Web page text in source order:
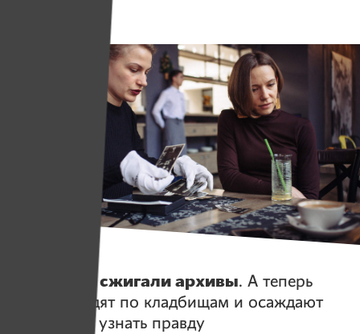
Белорусы сжигали архивы. А теперь
их дети ходят по кладбищам и осаждают
КГБ, чтобы узнать правду